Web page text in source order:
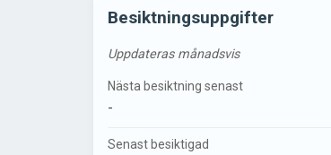
Besiktningsuppgifter
Uppdateras månadsvis
Nästa besiktning senast
-
Senast besiktigad